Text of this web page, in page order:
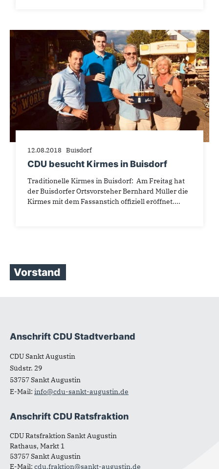
12.08.2018 Buisdorf
CDU besucht Kirmes in Buisdorf
Traditionelle Kirmes in Buisdorf: Am Freitag hat
der Buisdorfer Ortsvorsteher Bernhard Müller die
Kirmes mit dem Fassanstich offiziell eröffnet....
Vorstand
Fußbereich
Anschrift CDU Stadtverband
CDU Sankt Augustin
Südstr. 29
53757Sankt Augustin
E-Mail: info@cdu-sankt-augustin.de
Anschrift CDU Ratsfraktion
CDU Ratsfraktion Sankt Augustin
Rathaus, Markt 1
53757 Sankt Augustin
E-Mail: cdu.fraktion@sankt-augustin.de